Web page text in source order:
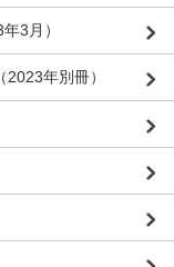
3月）
年別冊）